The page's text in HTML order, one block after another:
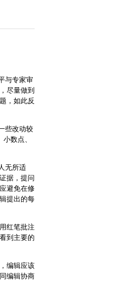
与专家审
尽量做到
，如此反
些改动较
数点、
无所适
据，提问
避免在修
提出的每
红笔批注
到主要的
编辑应该
编辑协商